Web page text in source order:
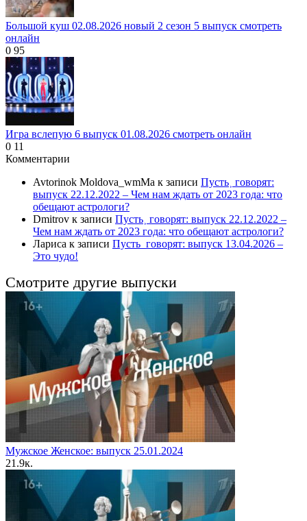
Большой куш 02.08.2026 новый 2 сезон 5 выпуск смотреть
онлайн
0 95
Игра вслепую 6 выпуск 01.08.2026 смотреть онлайн
0 11
Комментарии
Avtorinok Moldova_wmMa к записи Пусть˲ говорят:
выпуск 22.12.2022 – Чем нам ждать от 2023 года: что
обещают астрологи?
Dmitrov к записи Пусть˲ говорят: выпуск 22.12.2022 –
Чем нам ждать от 2023 года: что обещают астрологи?
Лариса к записи Пусть_говорят: выпуск 13.04.2026 –
Это чудо!
Смотрите другие выпуски
Мужское Женское: выпуск 25.01.2024
21.9к.